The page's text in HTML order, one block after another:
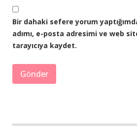
Bir dahaki sefere yorum
adımı, e-posta adresimi ve web
tarayıcıya kaydet.